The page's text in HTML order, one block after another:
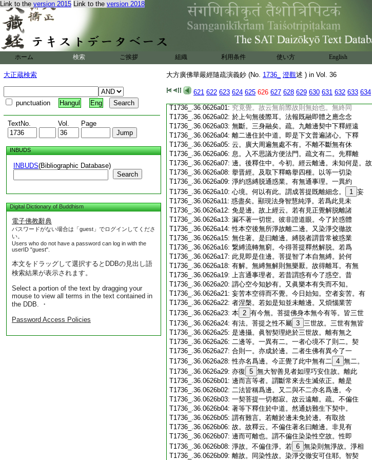
Link to the version 2015 Link to the version 2018
ホーム 検索 ご挨拶 組織 利用条件 使い方 English
大正蔵検索
punctuation Hangul Eng
TextNo. Vol. Page
INBUDS
INBUDS(Bibliographic Database)
Search
Digital Dictionary of Buddhism
電子佛教辭典
パスワードがない場合は「guest」でログインしてくださ
い。
Users who do not have a password can log in with the
userID "guest".
本文をドラッグして選択するとDDBの見出し語
検索結果が表示されます。
Select a portion of the text by dragging your
mouse to view all terms in the text contained in
the DDB. ・
Password Access Policies
大方廣佛華嚴經隨疏演義鈔 (No. 1736_ 澄觀述 ) in Vol. 36
621 622 623 624 625 626 627 628 629 630 631 632 633 634
T1736_.36.0625c19:相。以其遠離微細念故得見心性。心即常
T1736_.36.0625c20: 住名究竟覺。下云不離此心即冥符理義。
T1736_.36.0625c21:然覺心初起心無初相。自有二意。一者覺是
T1736_.36.0625c22:
能覺心是所覺。心是初相即業相是微細念。
最初迷眞不覺心動。今無此相故。二者覺
心合明。謂正覺心起無能起相。故與理冥。
T1736_.36.0625c25:若有起相不合理故。正
此取意。故云心
T1736_.36.0625c26:無初相冥符於理。義兼於前。以無細念故。
T1736_.36.0625c27:無覺相由依法相。化身有始有終。報身有
T1736_.36.0625c28: 始無終。法身無始無終。今符於理報亦
T1736_.36.0626a01: 究竟覺。故云無前際故則無始也。無終同
T1736_.36.0626a02: 於上句無後際耳。法報既融即體之應念念
T1736_.36.0626a03: 無斷。三身融矣。疏。九離邊契中下釋經遠
T1736_.36.0626a04: 離二邊住於中道。即是下文普遍諸心。下釋
T1736_.36.0626a05: 云。廣大周遍無處不有。不離不斷無有休
T1736_.36.0626a06: 息。入不思議方便法門。疏文有二。先釋離
T1736_.36.0626a07: 邊。後釋住中。今初。經云離邊。未知何是。故
T1736_.36.0626a08: 擧晋經。及取下釋略擧四種。以等一切染
T1736_.36.0626a09: 淨約惑縛脱通惑業。有無通事理。一異約
T1736_.36.0626a10: 心境。何以有此。謂成菩提既離細念。 1 妄
T1736_.36.0626a11: 惑盡矣。顯現法身智慧純淨。若爲此見未
T1736_.36.0626a12: 免是邊。故上經云。若有見正覺解脱離諸
T1736_.36.0626a13: 漏不著一切世。彼非證道眼。今了於惑體
T1736_.36.0626a14:性本空後無所淨故離二邊。又染淨交徹故
T1736_.36.0626a15: 無住著。是曰離邊。縛脱者謂昔常被惑業
T1736_.36.0626a16: 繋縛流轉無窮。今得菩提釋然解脱。若爲
T1736_.36.0626a17: 此見即是住邊。菩提智了本自無縛。於何
T1736_.36.0626a18: 有解。無縛無解則無樂厭。故得離耳。有無
T1736_.36.0626a19: 上言通事理者。若昔謂惑有今了惑空。昔
T1736_.36.0626a20: 謂心空今知妙有。又眞樂本有失而不知。
T1736_.36.0626a21: 妄苦本空得而不覺。今日始知。空者妄苦。有
T1736_.36.0626a22: 者涅槃。若如是知並未離邊。又煩惱業苦
T1736_.36.0626a23: 本 2 有今無。菩提佛身本無今有等。皆三世
T1736_.36.0626a24: 有法。菩提之性不屬 3 三世故。三世有無皆
T1736_.36.0626a25: 是邊攝。眞智契理絶於三世故。離有無之
T1736_.36.0626a26: 二邊等。一異有二。一者心境不了則二。契
T1736_.36.0626a27: 合則一。亦成於邊。二者生佛有異今了一
T1736_.36.0626a28:性亦名爲邊。今正覺了此中無有二 4 無二。
T1736_.36.0626a29: 亦復 5 無大智善見者如理巧安住故。離此
T1736_.36.0626b01: 邊而言等者。謂斷常來去生滅依正。離是
T1736_.36.0626b02: 二法皆稱爲邊。又二與不二亦名爲邊。今
T1736_.36.0626b03: 一契菩提一切都寂。故云遠離。疏。不偏住
T1736_.36.0626b04: 著等下釋住於中道。然通妨難生下契中。
T1736_.36.0626b05: 謂有難言。若離於邊未免於邊。有取捨
T1736_.36.0626b06: 故。故釋云。不偏住著名曰離邊。非見有
T1736_.36.0626b07: 邊而可離也。謂不偏住染染性空故。性即
T1736_.36.0626b08: 淨故。不偏住淨。若 6 無染則無淨故。淨相
T1736_.36.0626b09: 離故。同染性故。染淨交徹安可住耶。智契